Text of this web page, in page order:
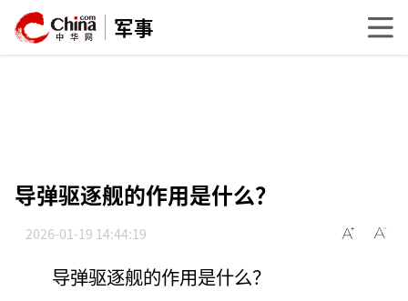
军事
导弹驱逐舰的作用是什么？
2026-01-19 14:44:19
导弹驱逐舰的作用是什么？